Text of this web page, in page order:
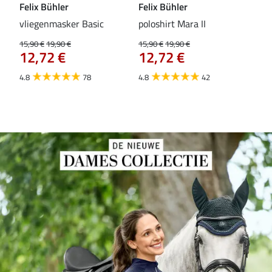
Felix Bühler
vliegenmasker Basic
15,90 €19,90 €
12,72 €
4.8 78
Felix Bühler
poloshirt Mara II
15,90 €19,90 €
12,72 €
4.8 42